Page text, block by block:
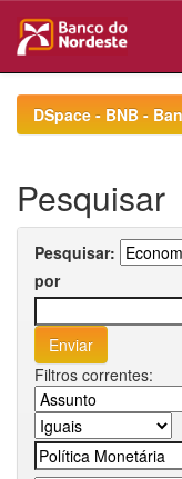
navigationDSpace - BNB -
Pesquisar
Pesquisar:
por
Filtros correntes: